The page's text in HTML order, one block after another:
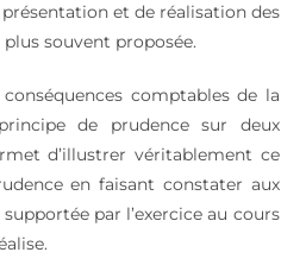
et de réalisation des
souvent proposée.
comptables de la
de prudence sur deux
d’illustrer véritablement ce
en faisant constater aux
par l’exercice au cours